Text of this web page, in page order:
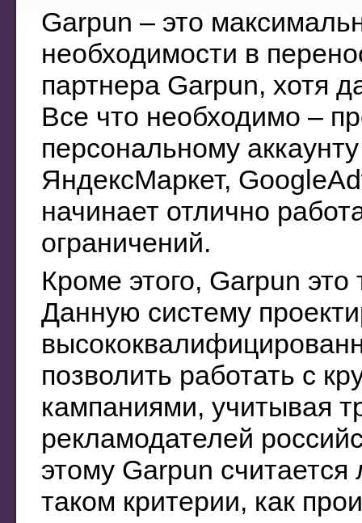
Garpun – это
необходимости в
партнера Garpun, хотя
Все что необходимо –
персональному
ЯндексМаркет,
начинает отлично
ограничений.
Кроме этого, Garpun
Данную систему
позволить работать с
кампаниями, учитывая
рекламодателей
этому Garpun
таком критерии, как